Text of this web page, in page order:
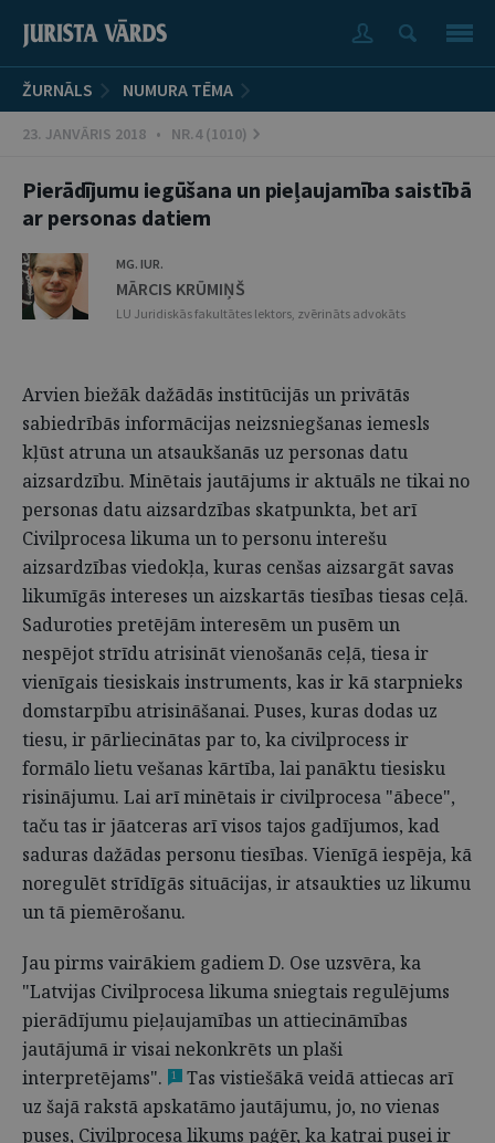
ŽURNĀLS NUMURA TĒMA
23. JANVĀRIS 2018 • NR.4 (1010)
Pierādījumu iegūšana un pieļaujamība saistībā
ar personas datiem
MG. IUR.
MĀRCIS KRŪMIŅŠ
LU Juridiskās fakultātes lektors, zvērināts advokāts
Arvien biežāk dažādās institūcijās un privātās
sabiedrībās informācijas neizsniegšanas iemesls
kļūst atruna un atsaukšanās uz personas datu
aizsardzību. Minētais jautājums ir aktuāls ne tikai no
personas datu aizsardzības skatpunkta, bet arī
Civilprocesa likuma un to personu interešu
aizsardzības viedokļa, kuras cenšas aizsargāt savas
likumīgās intereses un aizskartās tiesības tiesas ceļā.
Saduroties pretējām interesēm un pusēm un
nespējot strīdu atrisināt vienošanās ceļā, tiesa ir
vienīgais tiesiskais instruments, kas ir kā starpnieks
domstarpību atrisināšanai. Puses, kuras dodas uz
tiesu, ir pārliecinātas par to, ka civilprocess ir
formālo lietu vešanas kārtība, lai panāktu tiesisku
risinājumu. Lai arī minētais ir civilprocesa "ābece",
taču tas ir jāatceras arī visos tajos gadījumos, kad
saduras dažādas personu tiesības. Vienīgā iespēja, kā
noregulēt strīdīgās situācijas, ir atsaukties uz likumu
un tā piemērošanu.
Jau pirms vairākiem gadiem D. Ose uzsvēra, ka
"Latvijas Civilprocesa likuma sniegtais regulējums
pierādījumu pieļaujamības un attiecināmības
jautājumā ir visai nekonkrēts un plaši
interpretējams".
1
Tas vistiešākā veidā attiecas arī
uz šajā rakstā apskatāmo jautājumu, jo, no vienas
puses, Civilprocesa likums paģēr, ka katrai pusei ir